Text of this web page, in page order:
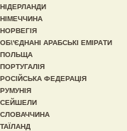
НІДЕРЛАНДИ
НІМЕЧЧИНА
НОРВЕГІЯ
ОБ\'ЄДНАНІ АРАБСЬКІ ЕМІРАТИ
ПОЛЬЩА
ПОРТУГАЛІЯ
РОСІЙСЬКА ФЕДЕРАЦІЯ
РУМУНІЯ
СЕЙШЕЛИ
СЛОВАЧЧИНА
ТАЇЛАНД